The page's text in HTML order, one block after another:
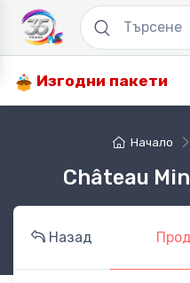
Изгодни пакети
Начало
Château
Назад